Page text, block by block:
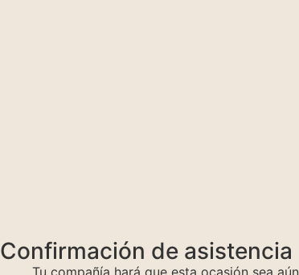
Confirmación de asistencia
Tu compañía hará que esta ocasión sea